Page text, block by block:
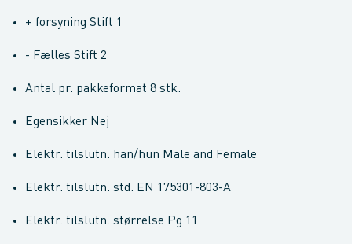
+ forsyning Stift 1
- Fælles Stift 2
Antal pr. pakkeformat 8 stk.
Egensikker Nej
Elektr. tilslutn. han/hun Male and Female
Elektr. tilslutn. std. EN 175301-803-A
Elektr. tilslutn. størrelse Pg 11